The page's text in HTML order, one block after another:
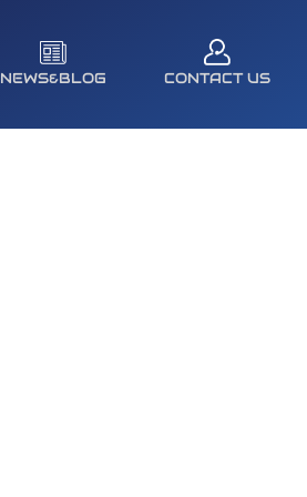
NEWS&BLOG CONTACT US